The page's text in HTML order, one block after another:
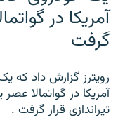
آمریکا در
گرفت
رویترز گزارش داد
آمریکا در گواتمالا
تیراندازی قرار گرفت .